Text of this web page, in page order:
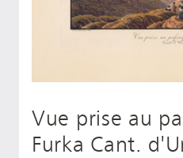
Vue prise au
Furka Cant.